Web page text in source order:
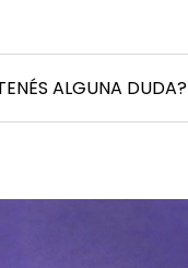
ALGUNA DUDA?